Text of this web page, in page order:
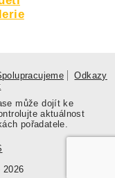
Odkazy
může dojít ke
aktuálnost
pořadatele.